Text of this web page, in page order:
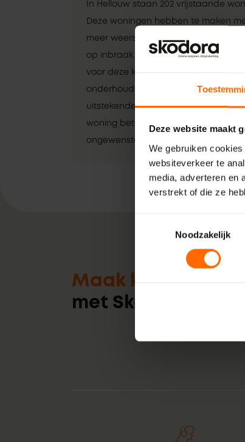
Deze website maakt
We gebruiken
websiteverkeer te
media, adverteren en
verstrekt of die ze
Noodzakelijk
In Hellouw staan 202 vrijstaande
Deze woningen hebben te maken
meer weersinvloeden en een hoger
op inbraak. Kunststof kozijnen zijn
voor deze klussen. Ze zijn sterk,
onderhoudsvriendelijk en bieden
uitstekende isolatie. Zo bescherm je
woning beter tegen de elementen en
ongewenste indringers.
Maak kennis
met Skodora